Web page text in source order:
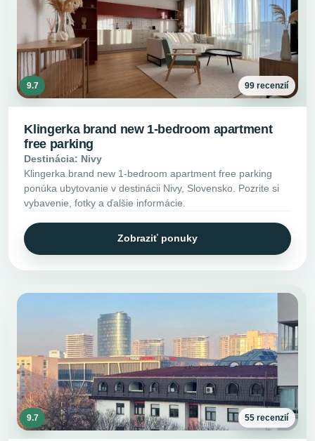
9.7 99 recenzií
Klingerka brand new 1-bedroom apartment
free parking
Destinácia: Nivy
Klingerka brand new 1-bedroom apartment free parking
ponúka ubytovanie v destinácii Nivy, Slovensko. Pozrite si
vybavenie, fotky a ďalšie informácie.
Zobraziť ponuky
9.7 55 recenzií